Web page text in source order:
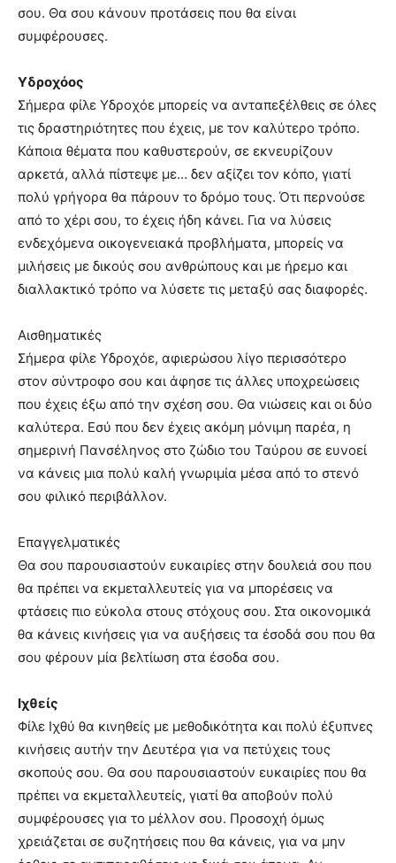
σου. Θα σου κάνουν προτάσεις που θα είναι
συμφέρουσες.
Υδροχόος
Σήμερα φίλε Υδροχόε μπορείς να ανταπεξέλθεις σε όλες
τις δραστηριότητες που έχεις, με τον καλύτερο τρόπο.
Κάποια θέματα που καθυστερούν, σε εκνευρίζουν
αρκετά, αλλά πίστεψε με… δεν αξίζει τον κόπο, γιατί
πολύ γρήγορα θα πάρουν το δρόμο τους. Ότι περνούσε
από το χέρι σου, το έχεις ήδη κάνει. Για να λύσεις
ενδεχόμενα οικογενειακά προβλήματα, μπορείς να
μιλήσεις με δικούς σου ανθρώπους και με ήρεμο και
διαλλακτικό τρόπο να λύσετε τις μεταξύ σας διαφορές.
Αισθηματικές
Σήμερα φίλε Υδροχόε, αφιερώσου λίγο περισσότερο
στον σύντροφο σου και άφησε τις άλλες υποχρεώσεις
που έχεις έξω από την σχέση σου. Θα νιώσεις και οι δύο
καλύτερα. Εσύ που δεν έχεις ακόμη μόνιμη παρέα, η
σημερινή Πανσέληνος στο ζώδιο του Ταύρου σε ευνοεί
να κάνεις μια πολύ καλή γνωριμία μέσα από το στενό
σου φιλικό περιβάλλον.
Επαγγελματικές
Θα σου παρουσιαστούν ευκαιρίες στην δουλειά σου που
θα πρέπει να εκμεταλλευτείς για να μπορέσεις να
φτάσεις πιο εύκολα στους στόχους σου. Στα οικονομικά
θα κάνεις κινήσεις για να αυξήσεις τα έσοδά σου που θα
σου φέρουν μία βελτίωση στα έσοδα σου.
Ιχθείς
Φίλε Ιχθύ θα κινηθείς με μεθοδικότητα και πολύ έξυπνες
κινήσεις αυτήν την Δευτέρα για να πετύχεις τους
σκοπούς σου. Θα σου παρουσιαστούν ευκαιρίες που θα
πρέπει να εκμεταλλευτείς, γιατί θα αποβούν πολύ
συμφέρουσες για το μέλλον σου. Προσοχή όμως
χρειάζεται σε συζητήσεις που θα κάνεις, για να μην